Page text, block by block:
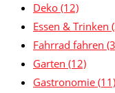
Deko (12)
Essen & Trinken
Fahrrad fahren
Garten (12)
Gastronomie (11)